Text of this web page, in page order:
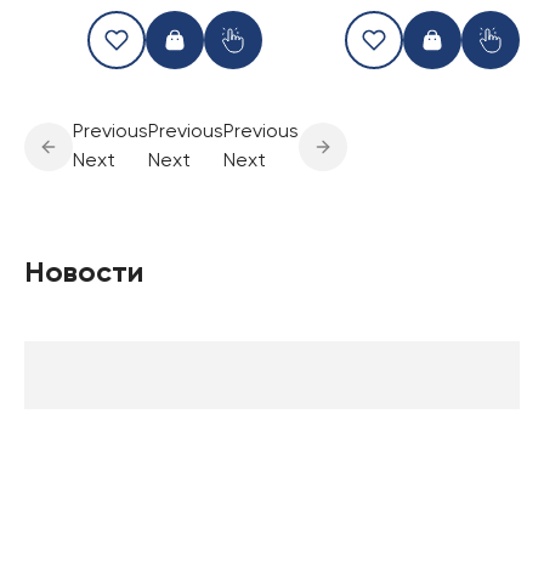
Krone 10 pair
Previous
Next
Previous
Next
Previous
Next
Новости